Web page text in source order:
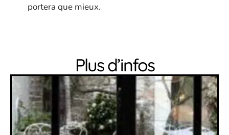
portera que mieux.
Plus d’infos